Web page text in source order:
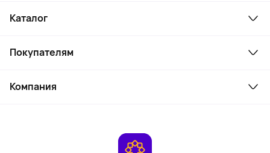
Каталог
Ноутбуки, мониторы, VR
Парфюмерия и косметика
Покупателям
Как заказать
Компания